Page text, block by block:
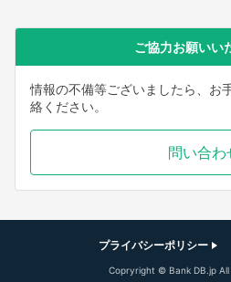
ご協力お願いい
情報の不備等ございましたら、お
絡ください。
問い合わ
Copryright © Bank DB.jp
プライバシーポリシー